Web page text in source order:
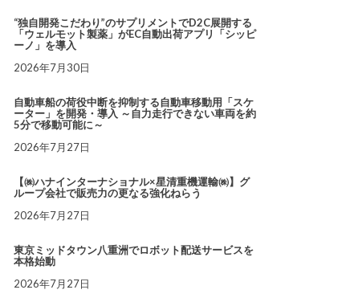
“独自開発こだわり”のサプリメントでD2C展開する
「ウェルモット製薬」がEC自動出荷アプリ「シッピ
ーノ」を導入
2026年7月30日
自動車船の荷役中断を抑制する自動車移動用「スケ
ーター」を開発・導入 ～自力走行できない車両を約
5分で移動可能に～
2026年7月27日
【㈱ハナインターナショナル×星清重機運輸㈱】グ
ループ会社で販売力の更なる強化ねらう
2026年7月27日
東京ミッドタウン八重洲でロボット配送サービスを
本格始動
2026年7月27日